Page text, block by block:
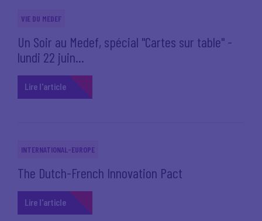
VIE DU MEDEF
Un Soir au Medef, spécial "Cartes sur table" -
lundi 22 juin...
Lire l'article
INTERNATIONAL-EUROPE
The Dutch-French Innovation Pact
Lire l'article